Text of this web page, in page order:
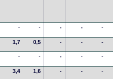
- - - - -
1,7 0,5 - - -
- - - - -
3,4 1,6 - - -